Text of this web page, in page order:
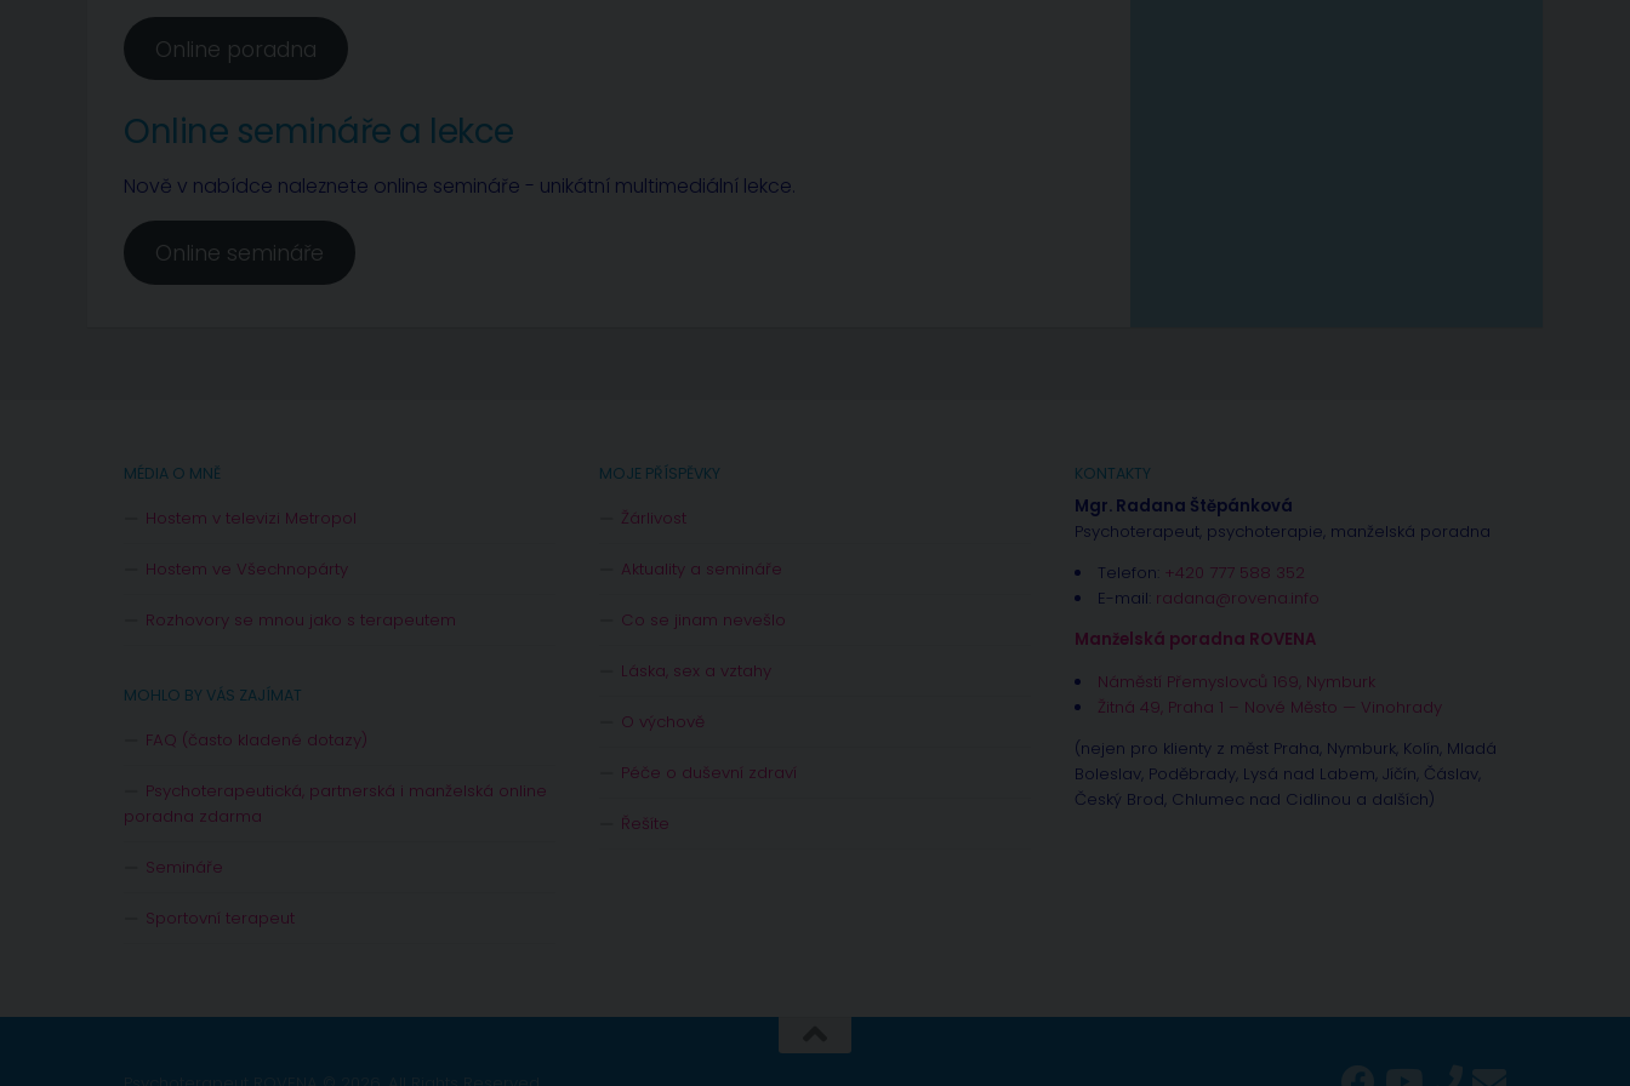
Online poradna
Online semináře a lekce
Nově v nabídce naleznete online semináře - unikátní multimediální lekce.
Online semináře
MÉDIA O MNĚ
Hostem v televizi Metropol
Hostem ve Všechnopárty
Rozhovory se mnou jako s terapeutem
MOHLO BY VÁS ZAJÍMAT
FAQ (často kladené dotazy)
Psychoterapeutická, partnerská i manželská online
poradna zdarma
Semináře
Sportovní terapeut
MOJE PŘÍSPĚVKY
Žárlivost
Aktuality a semináře
Co se jinam nevešlo
Láska, sex a vztahy
O výchově
Péče o duševní zdraví
Řešíte
KONTAKTY
Mgr. Radana Štěpánková
Psychoterapeut, psychoterapie, manželská poradna
Telefon: +420 777 588 352
E-mail: radana@rovena.info
Manželská poradna ROVENA
Náměstí Přemyslovců 169, Nymburk
Žitná 49, Praha 1 – Nové Město — Vinohrady
(nejen pro klienty z měst Praha, Nymburk, Kolín, Mladá
Boleslav, Poděbrady, Lysá nad Labem, Jíčín, Čáslav,
Český Brod, Chlumec nad Cidlinou a dalších)